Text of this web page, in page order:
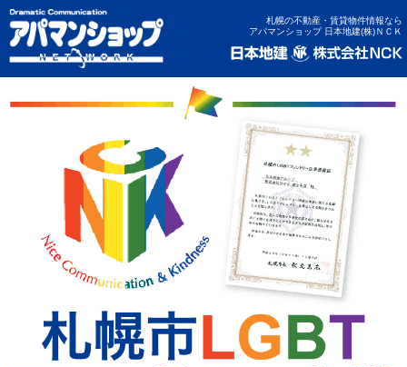
札幌の不動産・賃貸物件情報なら
アパマンショップ 日本地建(株)ＮＣＫ